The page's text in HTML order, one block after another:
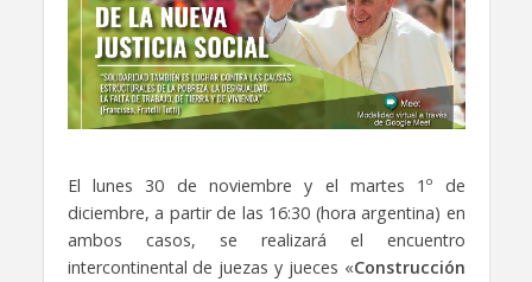
El lunes 30 de noviembre y el martes 1º de
diciembre, a partir de las 16:30 (hora argentina) en
ambos casos, se realizará el encuentro
intercontinental de juezas y jueces «Construcción